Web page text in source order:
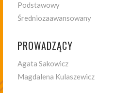
Podstawowy
Średniozaawansowany
PROWADZĄCY
Agata Sakowicz
Magdalena Kulaszewicz